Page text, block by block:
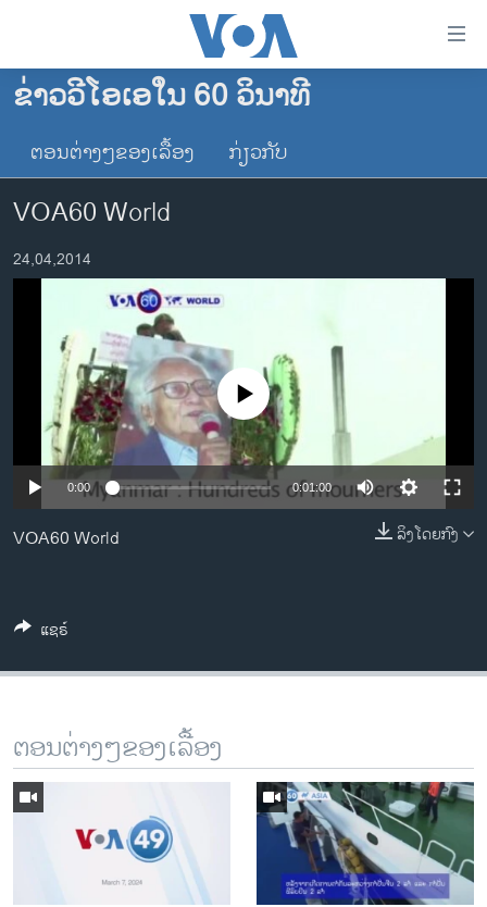
ເຂົ້າ
ຂ້າມ
ຂ້າມ
ຫາ
ຊອກ
ໂຮມເພຈ
ລາວ
ຂ່າວ​ຈີນ
ເອເຊຍ
ອິດສະຫຼະພາບດ້ານການຂ່າວ
ຊີວິດຊາວລາວ
ຊຸມຊົນຊາວລາວ
ວິທະຍາສາດ-ເທັກໂນໂລຈີ
ທຸລະກິດ
ວີດີໂອ
ລາຍງານ
ພາສາຕ່າງໆ
ຂ່າວວີໂອເອໃນ 60 ວິນາທີ
ຕອນຕ່າງໆຂອງເລື້ອງ ກ່ຽວກັບ
VOA60 World
24,04,2014
No media source currently available
0:00 0:01:00
ລິງໂດຍກົງ
VOA60 World
ແຊຣ໌
ຕອນຕ່າງໆຂອງເລື້ອງ